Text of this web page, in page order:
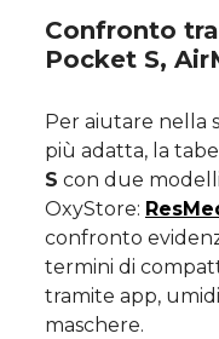
Confronto
Pocket S,
Per aiutare nella
più adatta, la
S con due
OxyStore:
confronto
termini di
tramite app,
maschere.